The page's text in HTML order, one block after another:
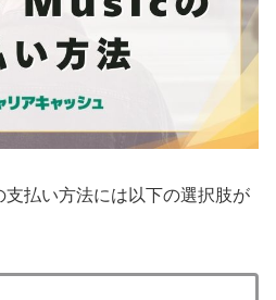
払い方法には以下の選択肢が